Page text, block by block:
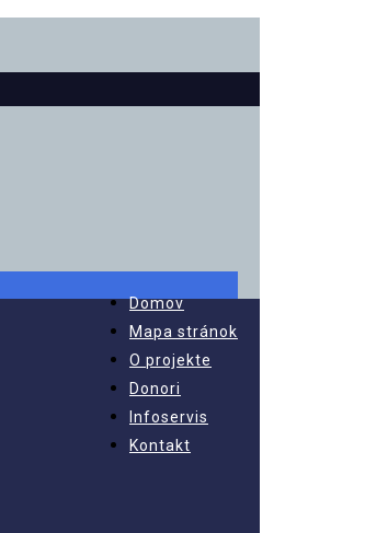
Domov
Mapa stránok
O projekte
Donori
Infoservis
Kontakt